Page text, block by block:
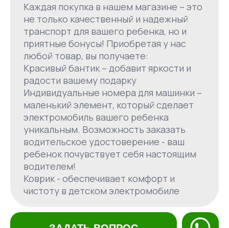
Каждая покупка в нашем магазине – это
не только качественный и надежный
транспорт для вашего ребенка, но и
приятные бонусы! Приобретая у нас
любой товар, вы получаете:
Красивый бантик – добавит яркости и
радости вашему подарку
Индивидуальные номера для машинки –
маленький элемент, который сделает
электромобиль вашего ребенка
уникальным. Возможность заказать
водительское удостоверение - ваш
ребенок почувствует себя настоящим
водителем!
Коврик - обеспечивает комфорт и
чистоту в детском электромобиле